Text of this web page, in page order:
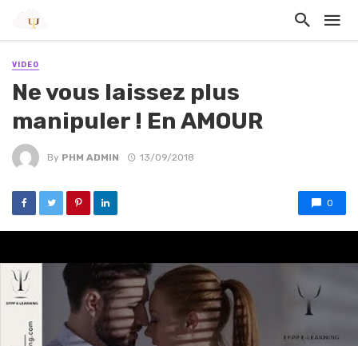
VIDEO
Ne vous laissez plus
manipuler ! En AMOUR
By PHM ADMIN 13/09/2018
0